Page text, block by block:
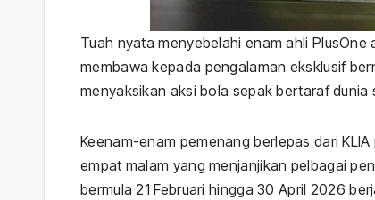
Tuah nyata menyebelahi enam ahli
membawa kepada pengalaman eksklusif
menyaksikan aksi bola sepak bertaraf dunia
Keenam-enam pemenang berlepas dari
empat malam yang menjanjikan pelbagai
bermula 21 Februari hingga 30 April 2026